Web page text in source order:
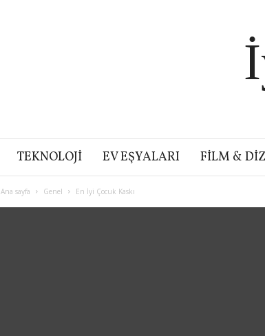
TEKNOLOJI EV EŞYALARI FILM &
Ana sayfa Genel En İyi Çocuk Kaskı